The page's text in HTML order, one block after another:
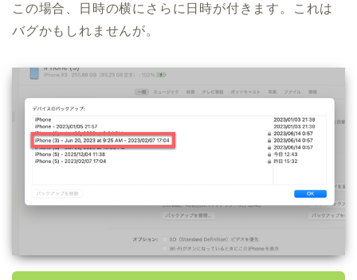
この場合、日時の横にさらに日時が付きます。これは
バグかもしれませんが。